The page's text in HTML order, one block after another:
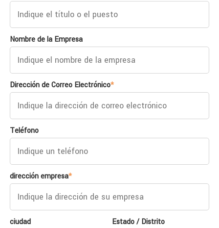
Nombre de la Empresa
Dirección de Correo Electrónico*
Teléfono
dirección empresa*
ciudad Estado / Distrito